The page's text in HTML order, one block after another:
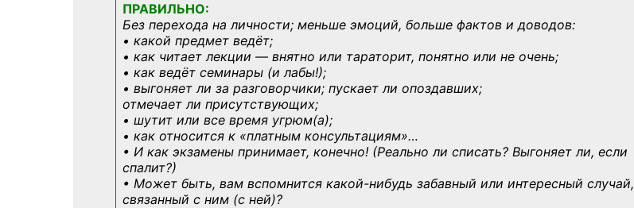
ПРАВИЛЬНО:
Без перехода на личности; меньше эмоций, больше фактов и доводов:
• какой предмет ведёт;
• как читает лекции — внятно или тараторит, понятно или не очень;
• как ведёт семинары (и лабы!);
• выгоняет ли за разговорчики; пускает ли опоздавших;
отмечает ли присутствующих;
• шутит или все время угрюм(а);
• как относится к «платным консультациям»…
• И как экзамены принимает, конечно! (Реально ли списать? Выгоняет ли, если
спалит?)
• Может быть, вам вспомнится какой-нибудь забавный или интересный случай,
связанный с ним (с ней)?